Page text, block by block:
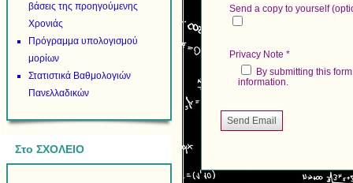
βάσεις της προηγούμενης
Χρονιάς
Πρόγραμμα υπολογισμού
μορίων
Στατιστικά Βαθμολογιών
Πανελλαδικών
Στο ΣΧΟΛΕΙΟ
Send a copy to yourself
Privacy Note *
information.
Send Email